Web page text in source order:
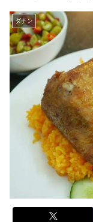
ダナン